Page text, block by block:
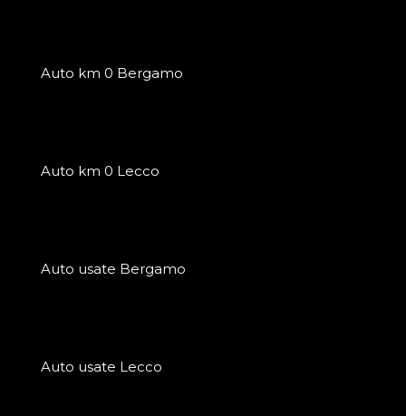
Auto km 0 Bergamo
Auto km 0 Lecco
Auto usate Bergamo
Auto usate Lecco